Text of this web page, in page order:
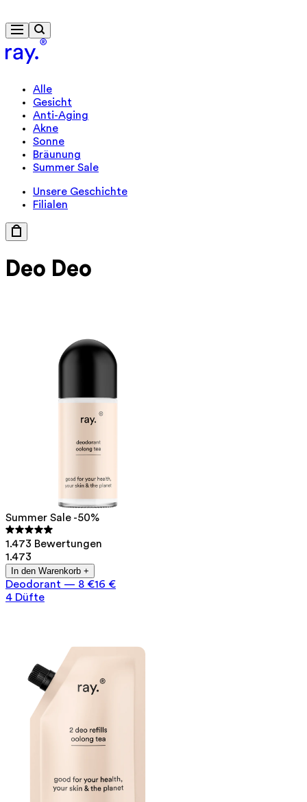
Alle
Gesicht
Anti-Aging
Akne
Sonne
Bräunung
Summer Sale
Unsere Geschichte
Filialen
Deo Deo
Summer Sale -50%
1.473 Bewertungen
1.473
In den Warenkorb +
Deodorant — 8 €16 €
4 Düfte